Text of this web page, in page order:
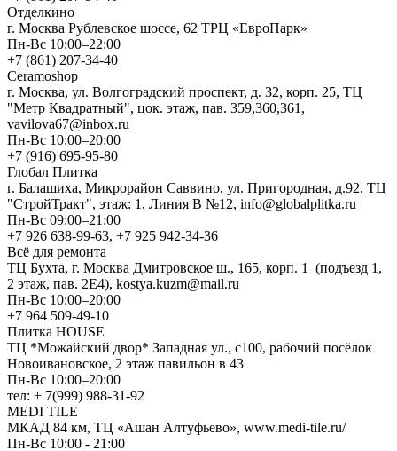
Отделкино
г. Москва Рублевское шоссе, 62 ТРЦ «ЕвроПарк»
Пн-Вс 10:00–22:00
+7 (861) 207-34-40
Ceramoshop
г. Москва, ул. Волгоградский проспект, д. 32, корп. 25, ТЦ
"Метр Квадратный", цок. этаж, пав. 359,360,361,
vavilova67@inbox.ru
Пн-Вс 10:00–20:00
+7 (916) 695-95-80
Глобал Плитка
г. Балашиха, Микрорайон Саввино, ул. Пригородная, д.92, ТЦ
"СтройТракт", этаж: 1, Линия В №12, info@globalplitka.ru
Пн-Вс 09:00–21:00
+7 926 638-99-63, +7 925 942-34-36
Всё для ремонта
ТЦ Бухта, г. Москва Дмитровское ш., 165, корп. 1 (подъезд 1,
2 этаж, пав. 2Е4), kostya.kuzm@mail.ru
Пн-Вс 10:00–20:00
+7 964 509-49-10
Плитка HOUSE
ТЦ *Можайский двор* Западная ул., с100, рабочий посёлок
Новоивановское, 2 этаж павильон в 43
Пн-Вс 10:00–20:00
тел: + 7(999) 988-31-92
MEDI TILE
МКАД 84 км, ТЦ «Ашан Алтуфьево», www.medi-tile.ru/
Пн-Вс 10:00 - 21:00